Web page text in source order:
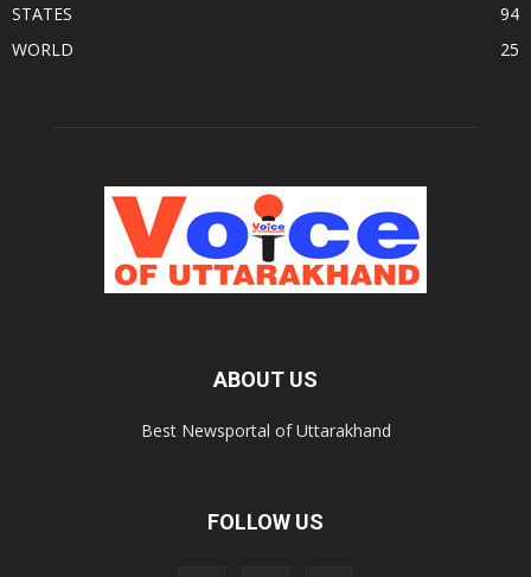
STATES
94
WORLD
25
ABOUT US
Best Newsportal of Uttarakhand
FOLLOW US